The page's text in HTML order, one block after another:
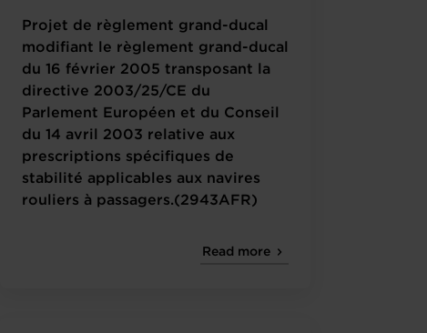
Projet de règlement grand-ducal
modifiant le règlement grand-ducal
du 16 février 2005 transposant la
directive 2003/25/CE du
Parlement Européen et du Conseil
du 14 avril 2003 relative aux
prescriptions spécifiques de
stabilité applicables aux navires
rouliers à passagers.(2943AFR)
Read more